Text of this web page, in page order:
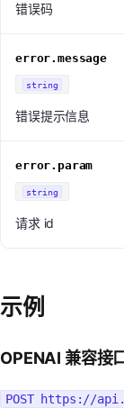
错误码
error.message
string
错误提示信息
error.param
string
请求 id
示例
OPENAI 兼容接
POST https://